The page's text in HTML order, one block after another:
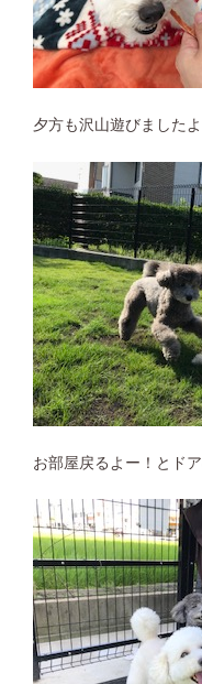
夕方も沢山遊びました
お部屋戻るよー！とド